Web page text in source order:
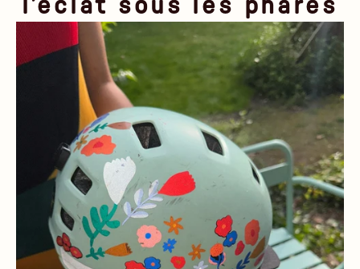
l’éclat sous les phares